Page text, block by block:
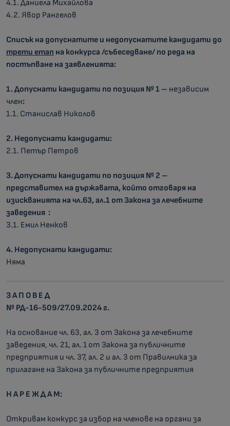
4.1. Даниела Михайлова
4.2. Явор Рангелов
Списък на допуснатите и недопуснатите кандидати до
трети етап на конкурса /събеседване/ по реда на
постъпване на заявленията:
1. Допуснати кандидати по позиция № 1 – независим
член:
1.1. Станислав Николов
2. Недопуснати кандидати:
2.1. Петър Петров
3. Допуснати кандидати по позиция № 2 –
представител на държавата, който отговаря на
изискванията на чл.63, ал.1 от Закона за лечебните
заведения :
3.1. Емил Ненков
4. Недопуснати кандидати:
Няма
З А П О В Е Д
№ РД-16-509/27.09.2024г.
На основание чл. 63, ал. 3 от Закона за лечебните
заведения, чл. 21, ал. 1 от Закона за публичните
предприятия и чл. 37, ал. 2 и ал. 3 от Правилника за
прилагане на Закона за публичните предприятия
Н А Р Е Ж Д А М:
Откривам конкурс за избор на членове на органи за